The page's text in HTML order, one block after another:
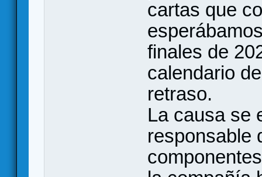
cartas que
finales de
calendario
retraso.
La causa se
responsable